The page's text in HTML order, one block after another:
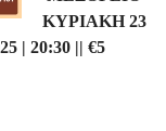
ΚΥΡΙΑΚΗ 23
| 20:30 || €5